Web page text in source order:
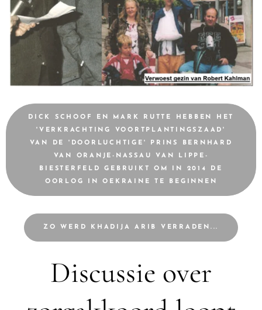
DICK SCHOOF EN MARK RUTTE HEBBEN HET
'VERKRACHTING VOORTPLANTINGSZAAD'
VAN DE 'DOORLUCHTIGE' PRINS BERNHARD
VAN ORANJE-NASSAU VAN LIPPE-
BIESTERFELD GEBRUIKT OM IN 2014 DE
OORLOG IN OEKRAINE TE BEGINNEN
ZO WERD KHADIJA ARIB VERRADEN...
Discussie over